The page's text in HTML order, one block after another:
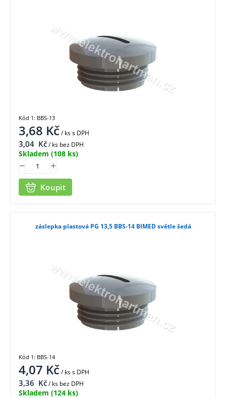
3,68 Kč/ kss DPH
3,04 Kč/ ks bez DPH
Skladem (108 ks)
Koupit
Kód 1: BBS-13
záslepka plastová PG 13,5 BBS-14 BIMED světle šedá
4,07 Kč/ kss DPH
3,36 Kč/ ks bez DPH
Skladem (124 ks)
Kód 1: BBS-14